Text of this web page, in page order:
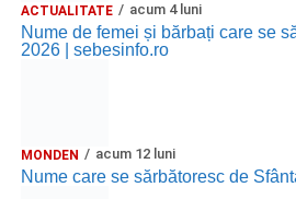
ACTUALITATE acum 4 luni
Nume de femei și bărbați care se
2026 | sebesinfo.ro
MONDEN acum 12 luni
Nume care se sărbătoresc de